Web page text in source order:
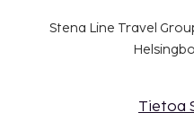
Stena Line Travel
Tietoa